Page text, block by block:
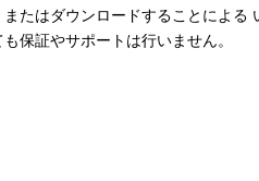
たはダウンロードすることによる
保証やサポートは行いません。